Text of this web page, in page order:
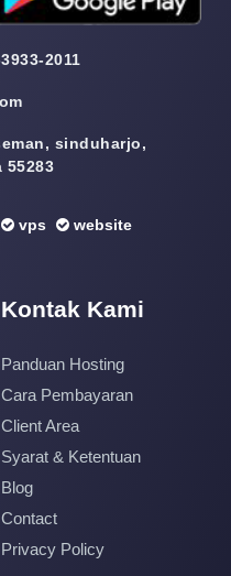
2011
sinduharjo,
55283
vps website
Kontak Kami
Panduan Hosting
Cara Pembayaran
Client Area
Syarat & Ketentuan
Blog
Contact
Privacy Policy